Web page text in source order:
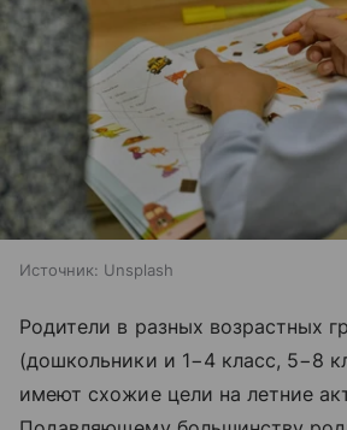
Источник: Unsplash
Родители в разных возрастных
(дошкольники и 1−4 класс, 5−8
имеют схожие цели на летние